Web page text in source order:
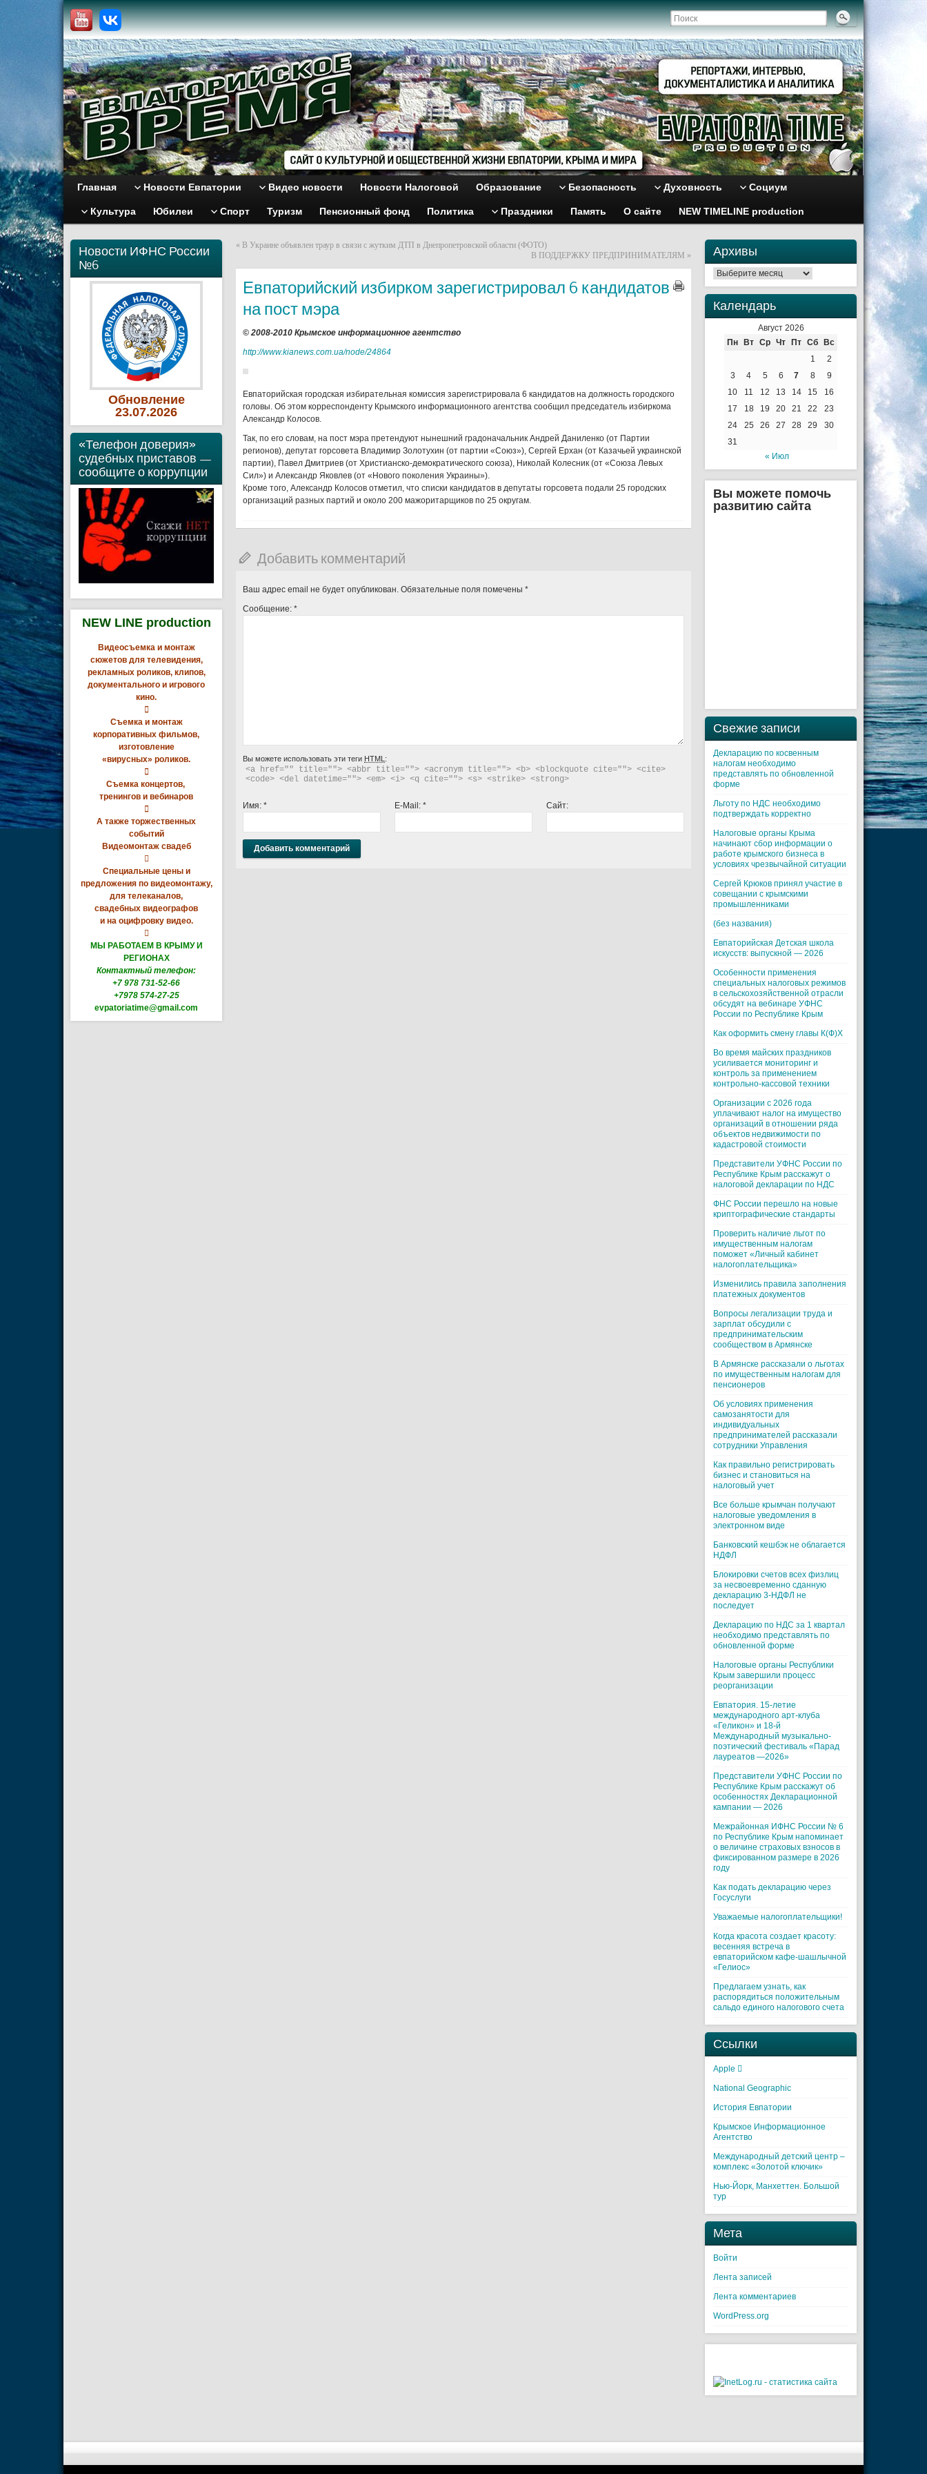
Главная Новости Евпатории Видео новости Новости Налоговой Образование Безопасность Духовность Социум
Культура Юбилеи Спорт Туризм Пенсионный фонд Политика Праздники Память О сайте NEW TIMELINE production
Новости ИФНС России
№6
Обновление
23.07.2026
«Телефон доверия»
судебных приставов —
сообщите о коррупции
NEW LINE production
Видеосъемка и монтаж
сюжетов для телевидения,
рекламных роликов, клипов,
документального и игрового
кино.

Съемка и монтаж
корпоративных фильмов,
изготовление
«вирусных» роликов.

Съемка концертов,
тренингов и вебинаров

А также торжественных
событий
Видеомонтаж свадеб

Специальные цены и
предложения по видеомонтажу,
для телеканалов,
свадебных видеографов
и на оцифровку видео.

МЫ РАБОТАЕМ В КРЫМУ И
РЕГИОНАХ
Контактный телефон:
+7 978 731-52-66
+7978 574-27-25
evpatoriatime@gmail.com
« В Украине объявлен траур в связи с жутким ДТП в Днепропетровской области (ФОТО)
В ПОДДЕРЖКУ ПРЕДПРИНИМАТЕЛЯМ »
Евпаторийский избирком зарегистрировал 6 кандидатов
на пост мэра
© 2008-2010 Крымское информационное агентство
http://www.kianews.com.ua/node/24864
Евпаторийская городская избирательная комиссия зарегистрировала 6 кандидатов на должность городского
головы. Об этом корреспонденту Крымского информационного агентства сообщил председатель избиркома
Александр Колосов.
Так, по его словам, на пост мэра претендуют нынешний градоначальник Андрей Даниленко (от Партии
регионов), депутат горсовета Владимир Золотухин (от партии «Союз»), Сергей Ерхан (от Казачьей украинской
партии), Павел Дмитриев (от Христианско-демократического союза), Николай Колесник (от «Союза Левых
Сил») и Александр Яковлев (от «Нового поколения Украины»).
Кроме того, Александр Колосов отметил, что списки кандидатов в депутаты горсовета подали 25 городских
организаций разных партий и около 200 мажоритарщиков по 25 округам.
Добавить комментарий
Ваш адрес email не будет опубликован. Обязательные поля помечены *
Сообщение: *
Вы можете использовать эти теги HTML :
<a href="" title=""> <abbr title=""> <acronym title=""> <b> <blockquote cite=""> <cite>
<code> <del datetime=""> <em> <i> <q cite=""> <s> <strike> <strong>
Имя: * E-Mail: * Сайт:
Архивы
Архивы
Календарь
Август 2026
Пн
Вт Ср Чт Пт Сб
Вс
1
2
3
4 5 6 7 8
9
10
11 12 13 14 15
16
17
18 19 20 21 22
23
24
25 26 27 28 29
30
31
« Июл
Вы можете помочь
развитию сайта
Свежие записи
Декларацию по косвенным
налогам необходимо
представлять по обновленной
форме
Льготу по НДС необходимо
подтверждать корректно
Налоговые органы Крыма
начинают сбор информации о
работе крымского бизнеса в
условиях чрезвычайной ситуации
Cергей Крюков принял участие в
совещании с крымскими
промышленниками
(без названия)
Евпаторийская Детская школа
искусств: выпускной — 2026
Особенности применения
специальных налоговых режимов
в сельскохозяйственной отрасли
обсудят на вебинаре УФНС
России по Республике Крым
Как оформить смену главы К(Ф)Х
Во время майских праздников
усиливается мониторинг и
контроль за применением
контрольно-кассовой техники
Организации с 2026 года
уплачивают налог на имущество
организаций в отношении ряда
объектов недвижимости по
кадастровой стоимости
Представители УФНС России по
Республике Крым расскажут о
налоговой декларации по НДС
ФНС России перешло на новые
криптографические стандарты
Проверить наличие льгот по
имущественным налогам
поможет «Личный кабинет
налогоплательщика»
Изменились правила заполнения
платежных документов
Вопросы легализации труда и
зарплат обсудили с
предпринимательским
сообществом в Армянске
В Армянске рассказали о льготах
по имущественным налогам для
пенсионеров
Об условиях применения
самозанятости для
индивидуальных
предпринимателей рассказали
сотрудники Управления
Как правильно регистрировать
бизнес и становиться на
налоговый учет
Все больше крымчан получают
налоговые уведомления в
электронном виде
Банковский кешбэк не облагается
НДФЛ
Блокировки счетов всех физлиц
за несвоевременно сданную
декларацию 3-НДФЛ не
последует
Декларацию по НДС за 1 квартал
необходимо представлять по
обновленной форме
Налоговые органы Республики
Крым завершили процесс
реорганизации
Евпатория. 15-летие
международного арт-клуба
«Геликон» и 18-й
Международный музыкально-
поэтический фестиваль «Парад
лауреатов —2026»
Представители УФНС России по
Республике Крым расскажут об
особенностях Декларационной
кампании — 2026
Межрайонная ИФНС России № 6
по Республике Крым напоминает
о величине страховых взносов в
фиксированном размере в 2026
году
Как подать декларацию через
Госуслуги
Уважаемые налогоплательщики!
Когда красота создает красоту:
весенняя встреча в
евпаторийском кафе-шашлычной
«Гелиос»
Предлагаем узнать, как
распорядиться положительным
сальдо единого налогового счета
Ссылки
Apple 
National Geographic
История Евпатории
Крымское Информационное
Агентство
Международный детский центр –
комплекс «Золотой ключик»
Нью-Йорк, Манхеттен. Большой
тур
Мета
Войти
Лента записей
Лента комментариев
WordPress.org